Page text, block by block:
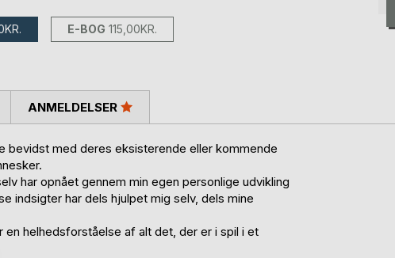
E-BOG 115,00KR.
bevidst med deres eksisterende eller kommende
har opnået gennem min egen personlige udvikling
indsigter har dels hjulpet mig selv, dels mine
helhedsforståelse af alt det, der er i spil i et
ANMELDELSER